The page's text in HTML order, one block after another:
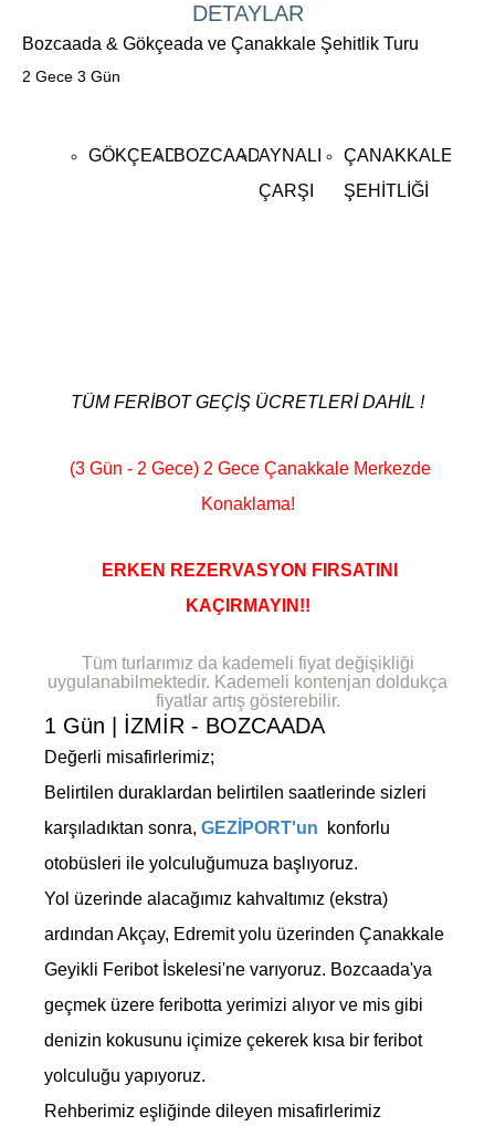
DETAYLAR
Bozcaada & Gökçeada ve Çanakkale Şehitlik Turu
2 Gece 3 Gün
GÖKÇEADABOZCAADAAYNALI
ÇARŞI
ÇANAKKALE
ŞEHİTLİĞİ
TÜM FERİBOT GEÇİŞ ÜCRETLERİ DAHİL !
(3 Gün - 2 Gece) 2 Gece Çanakkale Merkezde
Konaklama!
ERKEN REZERVASYON FIRSATINI
KAÇIRMAYIN!!
Tüm turlarımız da kademeli fiyat değişikliği
uygulanabilmektedir. Kademeli kontenjan doldukça
fiyatlar artış gösterebilir.
1 Gün | İZMİR - BOZCAADA
Değerli misafirlerimiz;
Belirtilen duraklardan belirtilen saatlerinde sizleri
karşıladıktan sonra, GEZİPORT'un
konforlu
otobüsleri ile yolculuğumuza başlıyoruz.
Yol üzerinde alacağımız kahvaltımız (ekstra)
ardından Akçay, Edremit yolu üzerinden Çanakkale
Geyikli Feribot İskelesi'ne varıyoruz. Bozcaada'ya
geçmek üzere feribotta yerimizi alıyor ve mis gibi
denizin kokusunu içimize çekerek kısa bir feribot
yolculuğu yapıyoruz.
Rehberimiz eşliğinde dileyen misafirlerimiz